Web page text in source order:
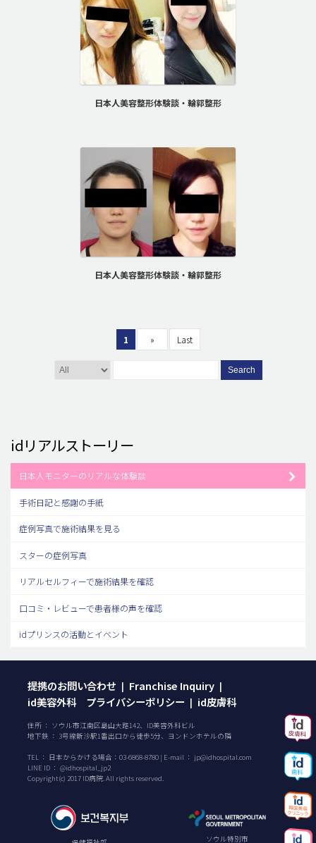
日本人美容整形体験談・輪郭整形
日本人美容整形体験談・輪郭整形
1 » Last
Search
idリアルストーリー
日本人モニターのリアルな体験談
手術日記と感謝の手紙
症例写真で施術結果を見る
スターの症例写真
リアルセルフィーで施術結果を確認
口コミ・レビューで患者様の声を確認
idプリンスの活動とイベント
提携のお問い合わせ | Franchise Inquiry |
id美容外科 プライバシーポリシー | id皮膚科
住所 ： ソウル市江南区島山大路142、ID美容外科ビル
地下鉄 ： 3号線新沙駅1番出口から徒歩5分、ヨンドンホテルの隣
TEL ： 日本からかける場合： 03-6868-8780 | E-mail ： jp@idhospital.com
LINE ID ： @idhospital_jp2
Copyright(c) 2017 ID病院. All rights reserved.
ソウル特別市